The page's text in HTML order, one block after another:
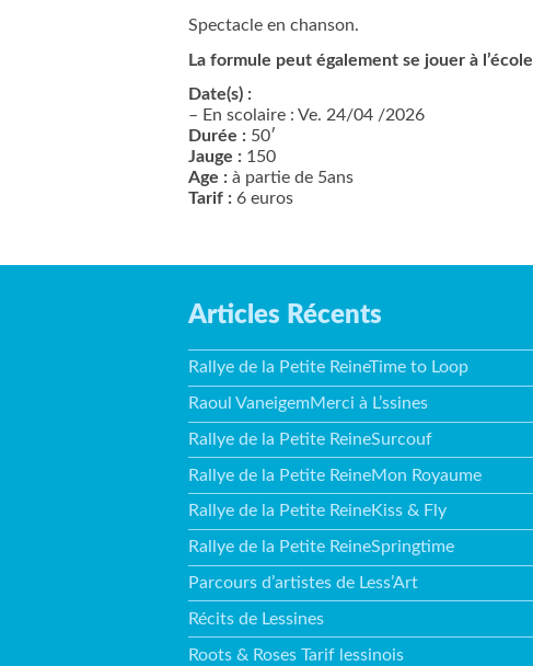
Spectacle en chanson.
La formule peut également se jouer à l’école
Date(s) :
– En scolaire : Ve. 24/04 /2026
Durée : 50′
Jauge : 150
Age : à partie de 5ans
Tarif : 6 euros
Articles Récents
Rallye de la Petite ReineTime to Loop
Raoul VaneigemMerci à L’ssines
Rallye de la Petite ReineSurcouf
Rallye de la Petite ReineMon Royaume
Rallye de la Petite ReineKiss & Fly
Rallye de la Petite ReineSpringtime
Parcours d’artistes de Less’Art
Récits de Lessines
Roots & Roses Tarif lessinois